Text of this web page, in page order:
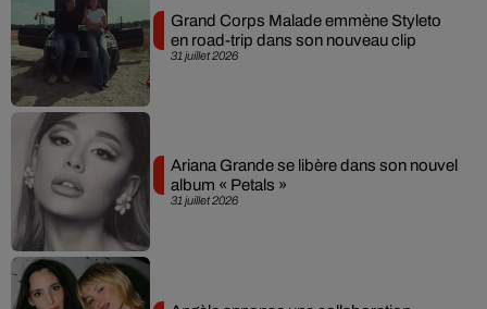
31 juillet 2026
Grand Corps Malade emmène Styleto
en road-trip dans son nouveau clip
31 juillet 2026
Ariana Grande se libère dans son nouvel
album « Petals »